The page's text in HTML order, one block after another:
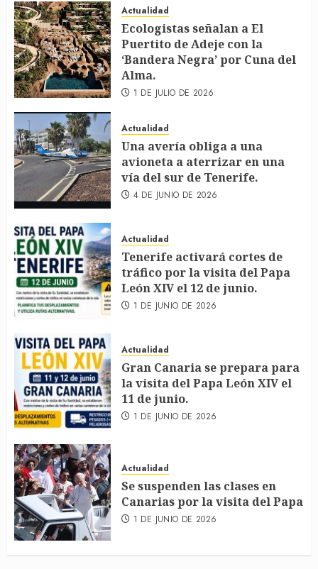
Actualidad
Ecologistas señalan a El
Puertito de Adeje con la
‘Bandera Negra’ por Cuna del
Alma.
1 DE JULIO DE 2026
Actualidad
Una avería obliga a una
avioneta a aterrizar en una
vía del sur de Tenerife.
4 DE JUNIO DE 2026
Actualidad
Tenerife activará cortes de
tráfico por la visita del Papa
León XIV el 12 de junio.
1 DE JUNIO DE 2026
Actualidad
Gran Canaria se prepara para
la visita del Papa León XIV el
11 de junio.
1 DE JUNIO DE 2026
Actualidad
Se suspenden las clases en
Canarias por la visita del Papa
1 DE JUNIO DE 2026